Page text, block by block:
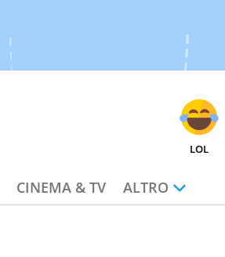
LOL
CINEMA & TV ALTRO